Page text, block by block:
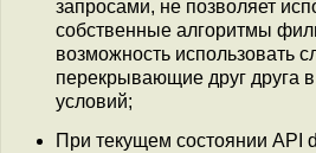
запросами, не позволяет
собственные алгоритмы
возможность использовать
перекрывающие друг друга
условий;
При текущем состоянии API